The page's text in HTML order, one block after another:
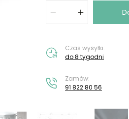
Czas wysyłki:
do 8 tygodni
Zamów:
91 822 80 56